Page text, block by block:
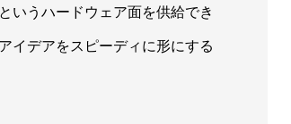
いうハードウェア面を供給でき
イデアをスピーディに形にする